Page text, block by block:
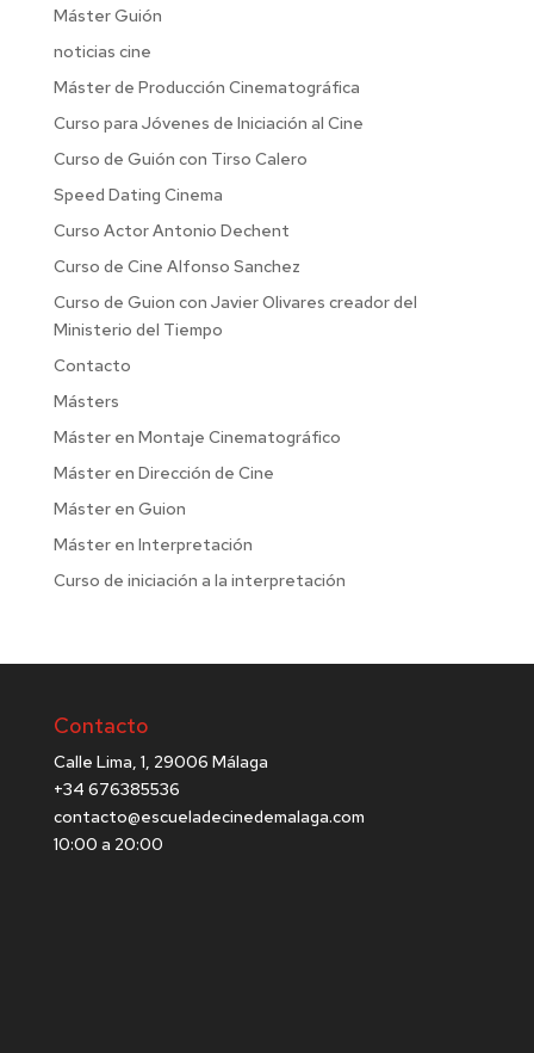
Máster Guión
noticias cine
Máster de Producción Cinematográfica
Curso para Jóvenes de Iniciación al Cine
Curso de Guión con Tirso Calero
Speed Dating Cinema
Curso Actor Antonio Dechent
Curso de Cine Alfonso Sanchez
Curso de Guion con Javier Olivares creador del
Ministerio del Tiempo
Contacto
Másters
Máster en Montaje Cinematográfico
Máster en Dirección de Cine
Máster en Guion
Máster en Interpretación
Curso de iniciación a la interpretación
Contacto
Calle Lima, 1, 29006 Málaga
+34 676385536
contacto@escueladecinedemalaga.com
10:00 a 20:00